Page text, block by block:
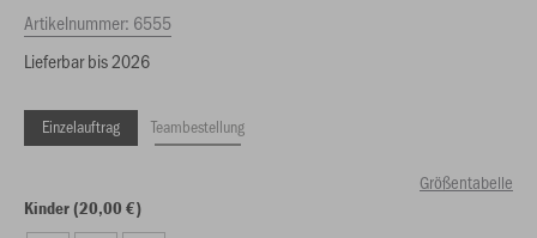
Artikelnummer: 6555
Lieferbar bis 2026
Einzelauftrag Teambestellung
Größentabelle
Kinder (20,00 €)